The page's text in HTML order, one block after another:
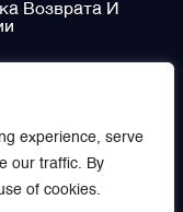
experience, serve
our traffic. By
of cookies.
Возврата И